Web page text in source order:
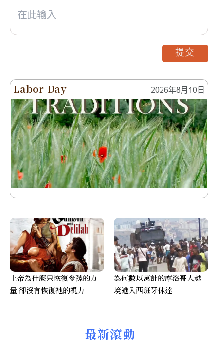
Labor Day 2026年8月10日
最新滾動
提交
上帝為什麼只恢復參孫的力
量 卻沒有恢復祂的視力
為何數以萬計的摩洛哥人越
境進入西班牙休達